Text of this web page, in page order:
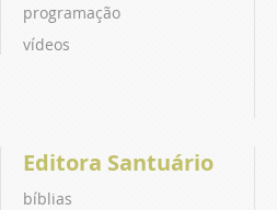
programação
vídeos
Editora Santuário
bíblias